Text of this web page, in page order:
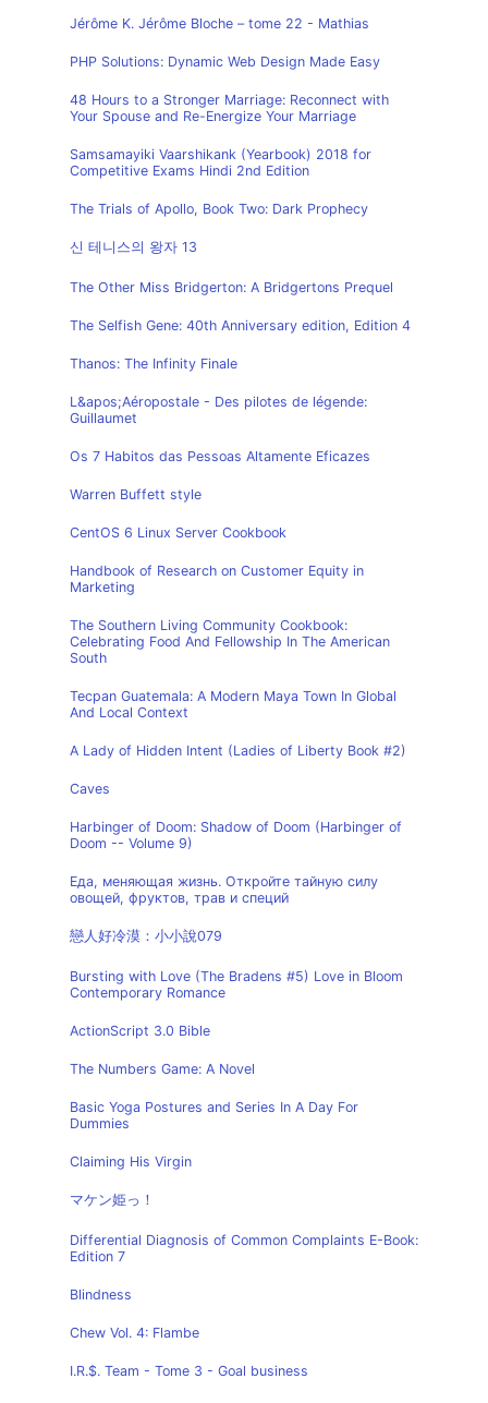
Jérôme K. Jérôme Bloche – tome 22 - Mathias
PHP Solutions: Dynamic Web Design Made Easy
48 Hours to a Stronger Marriage: Reconnect with
Your Spouse and Re-Energize Your Marriage
Samsamayiki Vaarshikank (Yearbook) 2018 for
Competitive Exams Hindi 2nd Edition
The Trials of Apollo, Book Two: Dark Prophecy
신 테니스의 왕자 13
The Other Miss Bridgerton: A Bridgertons Prequel
The Selfish Gene: 40th Anniversary edition, Edition 4
Thanos: The Infinity Finale
L&apos;Aéropostale - Des pilotes de légende:
Guillaumet
Os 7 Habitos das Pessoas Altamente Eficazes
Warren Buffett style
CentOS 6 Linux Server Cookbook
Handbook of Research on Customer Equity in
Marketing
The Southern Living Community Cookbook:
Celebrating Food And Fellowship In The American
South
Tecpan Guatemala: A Modern Maya Town In Global
And Local Context
A Lady of Hidden Intent (Ladies of Liberty Book #2)
Caves
Harbinger of Doom: Shadow of Doom (Harbinger of
Doom -- Volume 9)
Еда, меняющая жизнь. Откройте тайную силу
овощей, фруктов, трав и специй
戀人好冷漠：小小說079
Bursting with Love (The Bradens #5) Love in Bloom
Contemporary Romance
ActionScript 3.0 Bible
The Numbers Game: A Novel
Basic Yoga Postures and Series In A Day For
Dummies
Claiming His Virgin
マケン姫っ！
Differential Diagnosis of Common Complaints E-Book:
Edition 7
Blindness
Chew Vol. 4: Flambe
I.R.$. Team - Tome 3 - Goal business